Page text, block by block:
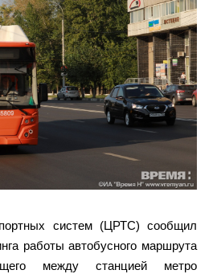
систем (ЦРТС) сообщил
работы автобусного маршрута
между станцией метро